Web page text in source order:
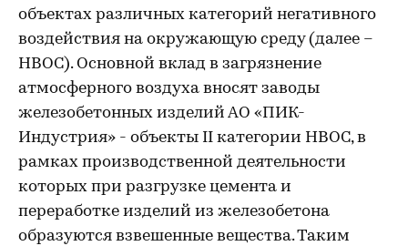
объектах различных категорий негативного
воздействия на окружающую среду (далее –
НВОС). Основной вклад в загрязнение
атмосферного воздуха вносят заводы
железобетонных изделий АО «ПИК-
Индустрия» - объекты II категории НВОС, в
рамках производственной деятельности
которых при разгрузке цемента и
переработке изделий из железобетона
образуются взвешенные вещества. Таким